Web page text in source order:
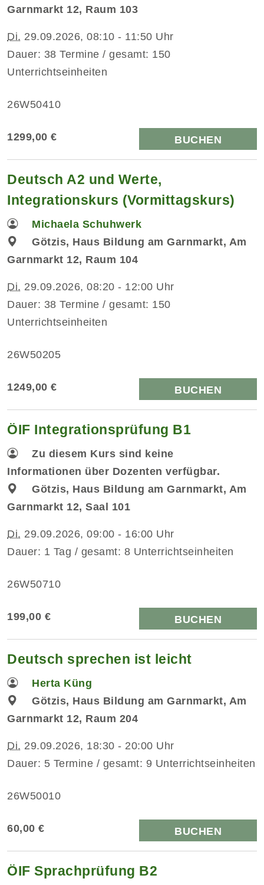
Garnmarkt 12, Raum 103
Di. 29.09.2026, 08:10 - 11:50 Uhr
Dauer: 38 Termine / gesamt: 150
Unterrichtseinheiten
26W50410
1299,00 € BUCHEN
Deutsch A2 und Werte,
Integrationskurs (Vormittagskurs)
Michaela Schuhwerk
Götzis, Haus Bildung am Garnmarkt, Am
Garnmarkt 12, Raum 104
Di. 29.09.2026, 08:20 - 12:00 Uhr
Dauer: 38 Termine / gesamt: 150
Unterrichtseinheiten
26W50205
1249,00 € BUCHEN
ÖIF Integrationsprüfung B1
Zu diesem Kurs sind keine
Informationen über Dozenten verfügbar.
Götzis, Haus Bildung am Garnmarkt, Am
Garnmarkt 12, Saal 101
Di. 29.09.2026, 09:00 - 16:00 Uhr
Dauer: 1 Tag / gesamt: 8 Unterrichtseinheiten
26W50710
199,00 € BUCHEN
Deutsch sprechen ist leicht
Herta Küng
Götzis, Haus Bildung am Garnmarkt, Am
Garnmarkt 12, Raum 204
Di. 29.09.2026, 18:30 - 20:00 Uhr
Dauer: 5 Termine / gesamt: 9 Unterrichtseinheiten
26W50010
60,00 € BUCHEN
ÖIF Sprachprüfung B2